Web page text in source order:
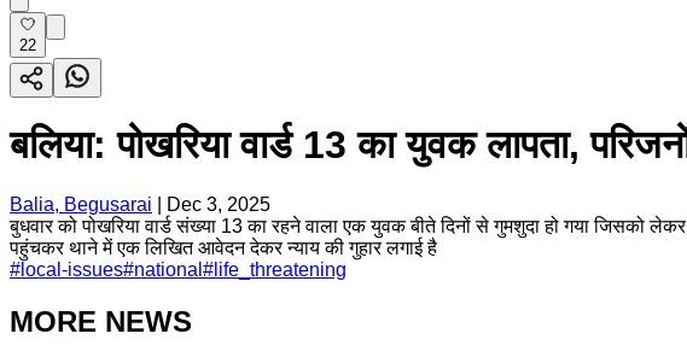
22
बलिया: पोखरिया वार्ड 13 का युवक लापता,
Balia, Begusarai
Dec 3, 2025
बुधवार को पोखरिया वार्ड संख्या 13 का रहने वाला एक युवक बीते दिनों से गुमशुदा हो गया जिसको
पहुंचकर थाने में एक लिखित आवेदन देकर न्याय की गुहार लगाई है
# local-issues#national # life_threatening
MORE NEWS